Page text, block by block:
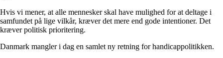
Hvis vi mener, at alle mennesker skal have mulighed for at deltage i
samfundet på lige vilkår, kræver det mere end gode intentioner. Det
kræver politisk prioritering.
Danmark mangler i dag en samlet ny retning for handicappolitikken.